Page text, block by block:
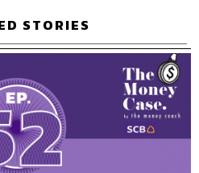
THE HOST
PODCAST
THE STANDARD PODCAST
STORIES